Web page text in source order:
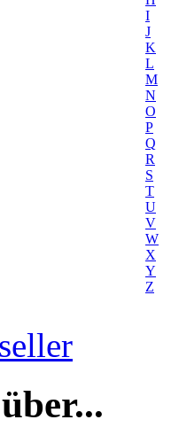
I
J
K
L
M
N
O
P
Q
R
S
T
U
V
W
X
Y
Z